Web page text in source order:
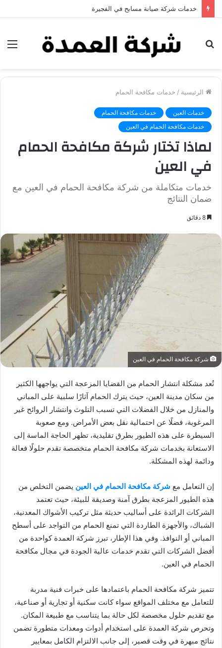
خدمات شركة جلي وتلميع الرخام في العين
الرئيسية / خدمات مكافحة الحمام
خدمات العين
خدمات مكافحة الحمام
خدمات مكافحة الحمام في العين
لماذا تختار شركة مكافحة الحمام
في العين
خدمات متكاملة من شركة مكافحة الحمام في العين مع
ضمان النتائج
شركة مكافحة الحمام في العين
تُعد مشكلة انتشار الحمام من القضايا المزعجة التي يواجهها الكثير
من سكان مدينة العين، حيث يترك الحمام آثارًا سلبية على المباني
والمنازل من خلال الفضلات التي تسبب التلوث وانتشار الروائح غير
المرغوبة، فضلًا عن احتمالية نقل بعض الأمراض. ومع صعوبة
السيطرة على هذه الطيور بطرق تقليدية، تظهر الحاجة الماسة إلى
الاستعانة بخدمات شركة مكافحة الحمام متخصصة تقدم حلولًا فعالة
ودائمة لهذه المشكلة.
إن التعامل مع شركة مكافحة الحمام في العين يضمن التخلص من
هذه الطيور المزعجة بطرق آمنة وصديقة للبيئة، حيث تعتمد
الشركات الرائدة على أساليب حديثة مثل تركيب الأشواك المعدنية،
الشباك، والأجهزة الطاردة التي تمنع الحمام من التواجد على أسطح
المباني أو النوافذ. وفي هذا الإطار، تبرز شركة العمدة كواحدة من
أفضل الشركات التي تقدم خدمات عالية الجودة في مجال مكافحة
الحمام في العين.
تتميز شركة مكافحة الحمام باعتمادها على خبرات فنية مدربة
للتعامل مع مختلف المواقع سواء كانت سكنية أو تجارية أو صناعية،
مع تقديم حلول مخصصة لكل حالة بما يتناسب مع طبيعة المكان.
وتحرص شركة العمدة على استخدام أدوات ومعدات متطورة تضمن
نتائج مبهرة في وقت قصير، إلى جانب الالتزام الكامل بمعايير